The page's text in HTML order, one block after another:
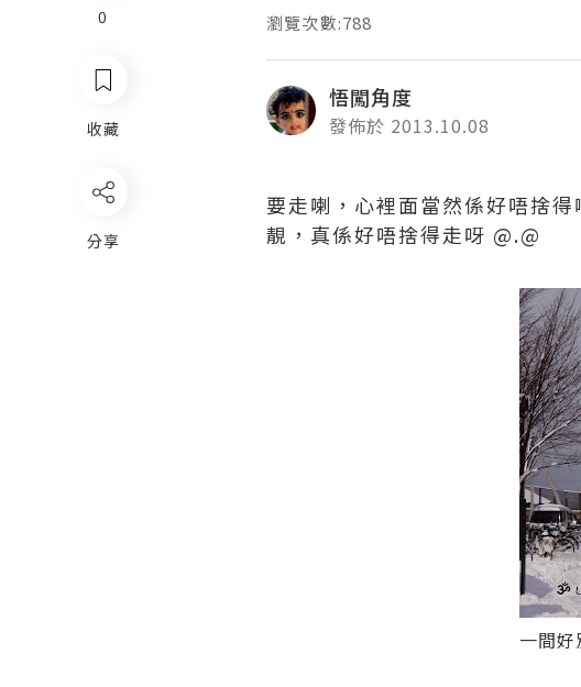
0
收藏
分享
瀏覽次數:788
悟闖角度
發佈於 2013.10.08
要走喇，心裡面當然係好唔捨
靚，真係好唔捨得走呀 @.@
一間好